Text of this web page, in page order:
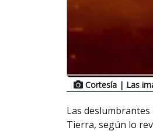
Cortesía | Las
Las
Tierra, según lo